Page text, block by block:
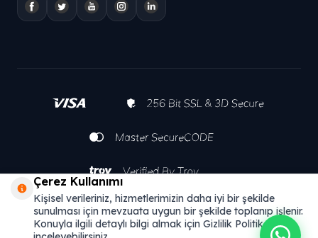
Çerez Kullanımı
Kişisel verileriniz, hizmetlerimizin daha iyi bir şekilde
sunulması için mevzuata uygun bir şekilde toplanıp işlenir.
Konuyla ilgili detaylı bilgi almak için Gizlilik Politikamızı